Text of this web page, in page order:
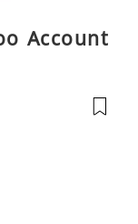
Account